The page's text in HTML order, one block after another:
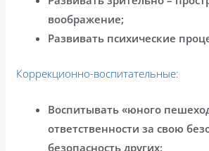
воображение;
Развивать психические
Коррекционно-воспитательные:
Воспитывать «юного
ответственности за свою
безопасность других;